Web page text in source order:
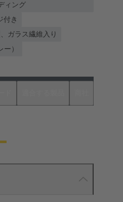
ィング
付き
ガラス繊維入り
）